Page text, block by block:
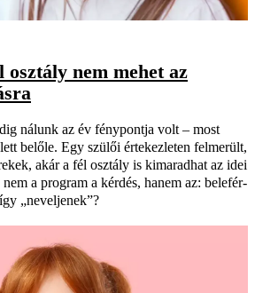
osztály nem mehet az
nálunk az év fénypontja volt – most
belőle. Egy szülői értekezleten felmerült,
akár a fél osztály is kimaradhat az idei
a program a kérdés, hanem az: belefér-
„neveljenek”?